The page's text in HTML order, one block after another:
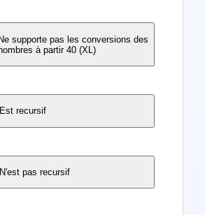
supporte pas les conversions des
à partir 40 (XL)
Est recursif
N'est pas recursif